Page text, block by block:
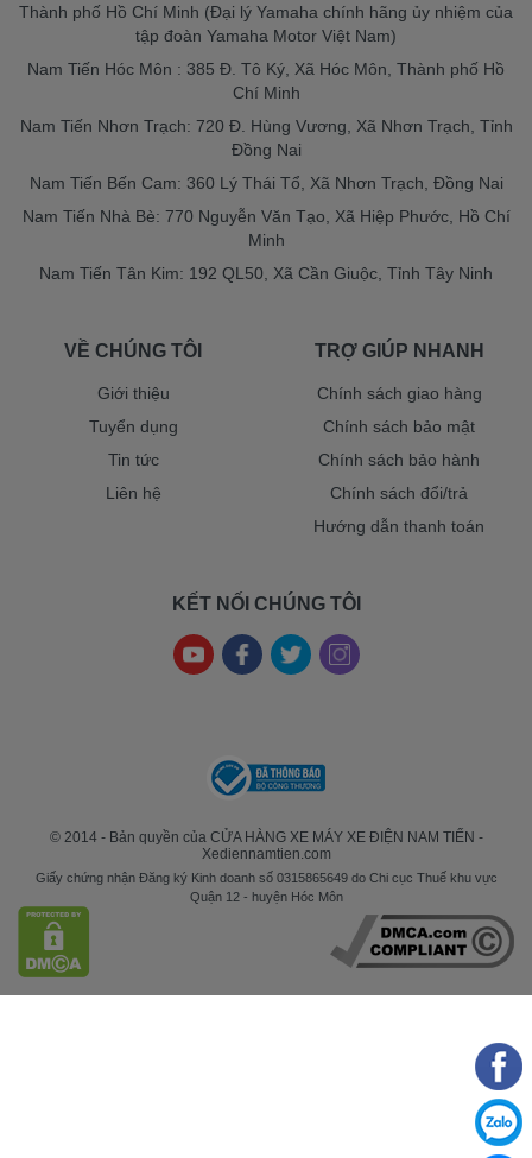
Thành phố Hồ Chí Minh (Đại lý Yamaha chính hãng ủy nhiệm của
tập đoàn Yamaha Motor Việt Nam)
Nam Tiến Hóc Môn : 385 Đ. Tô Ký, Xã Hóc Môn, Thành phố Hồ
Chí Minh
Nam Tiến Nhơn Trạch: 720 Đ. Hùng Vương, Xã Nhơn Trạch, Tỉnh
Đồng Nai
Nam Tiến Bến Cam: 360 Lý Thái Tổ, Xã Nhơn Trạch, Đồng Nai
Nam Tiến Nhà Bè: 770 Nguyễn Văn Tạo, Xã Hiệp Phước, Hồ Chí
Minh
Nam Tiến Tân Kim: 192 QL50, Xã Cần Giuộc, Tỉnh Tây Ninh
VỀ CHÚNG TÔI
Giới thiệu
Tuyển dụng
Tin tức
Liên hệ
TRỢ GIÚP NHANH
Chính sách giao hàng
Chính sách bảo mật
Chính sách bảo hành
Chính sách đổi/trả
Hướng dẫn thanh toán
KẾT NỐI CHÚNG TÔI
© 2014 - Bản quyền của CỬA HÀNG XE MÁY XE ĐIỆN NAM TIẾN -
Xediennamtien.com
Giấy chứng nhận Đăng ký Kinh doanh số 0315865649 do Chi cục Thuế khu vực
Quận 12 - huyện Hóc Môn